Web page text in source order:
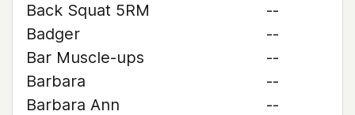
Back Squat 5RM
--
Badger
--
Bar Muscle-ups
--
Barbara
--
Barbara Ann
--